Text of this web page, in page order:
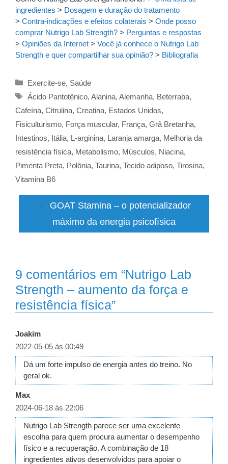
ingredientes > Dosagem e duração do tratamento
> Contra-indicações e efeitos colaterais > Onde posso
comprar Nutrigo Lab Strength? > Perguntas e respostas
> Opiniões da Internet > Você já conhece o Nutrigo Lab
Strength e quer compartilhar sua opinião? > Bibliografia
Categorias
Exercite-se, Saúde
Tags
Ácido Pantotênico, Alanina, Alemanha, Beterraba,
Cafeína, Citrulina, Creatina, Estados Unidos,
Fisiculturismo, Força muscular, França, Grã Bretanha,
Intestinos, Itália, L-arginina, Laranja amarga, Melhoria da
resistência física, Metabolismo, Músculos, Niacina,
Pimenta Preta, Polônia, Taurina, Tecido adiposo, Tirosina,
Vitamina B6
GOAT Stamina – o potencializador
máximo da energia psicofísica
9 comentários em “Nutrigo Lab
Strength – aumento da força e
resistência física”
Joakim
2022-05-05 às 00:49
Dá um forte impulso de energia antes do treino. No
geral ok.
Max
2024-06-18 às 22:06
Nutrigo Lab Strength parece ser uma excelente
escolha para quem procura aumentar o desempenho
físico e a recuperação. A combinação de 18
ingredientes ativos desenvolvidos para apoiar o